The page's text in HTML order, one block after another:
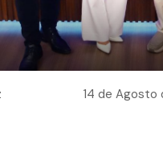
14 de Agosto